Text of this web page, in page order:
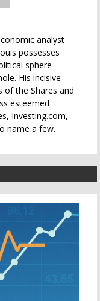
analyst
possesses
sphere
His incisive
of the Shares and
esteemed
Investing.com,
name a few.